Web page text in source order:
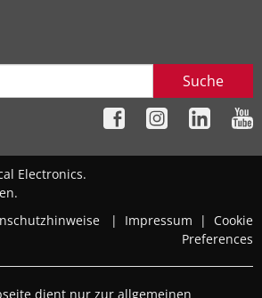
Suche
Electronics.
| Impressum | Cookie
Preferences
dient nur zur allgemeinen